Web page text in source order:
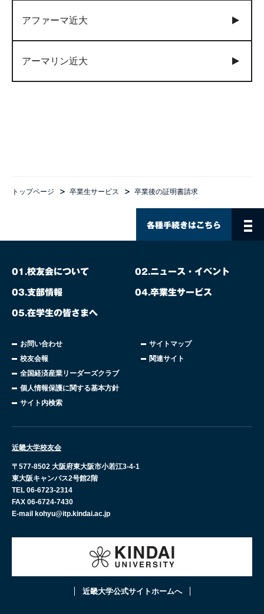
アファーマ近大
アーマリン近大
トップページ 卒業生サービス 卒業後の証明書請求
各種手続きはこちら
01.校友会について 02.ニュース・イベント
03.支部情報 04.卒業生サービス
05.在学生の皆さまへ
お問い合わせ
サイトマップ
校友会報
関連サイト
全国経済産業リーダーズクラブ
個人情報保護に関する基本方針
サイト内検索
近畿大学校友会
〒577-8502 大阪府東大阪市小若江3-4-1
東大阪キャンパス2号館2階
TEL 06-6723-2314
FAX 06-6724-7430
E-mail kohyu@itp.kindai.ac.jp
近畿大学公式サイトホームへ